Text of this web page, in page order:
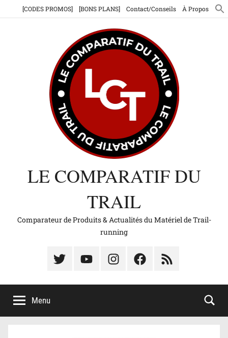
[CODES PROMOS] [BONS PLANS] Contact/Conseils À Propos
LE COMPARATIF DU
TRAIL
Comparateur de Produits & Actualités du Matériel de Trail-
running
Élément
menu
Élément
menu
Élément
menu
Élément
menu
Élément
menu
Menu